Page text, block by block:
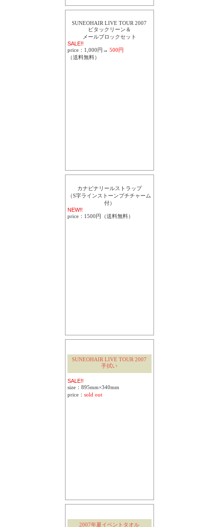
SUNEOHAIR LIVE TOUR 2007
ピタックリーン＆
メールブロックセット
SALE!!
price：1,000円→ 500円
（送料無料）
カナビナリールストラップ
（S字ラインストーンプチチャーム
付）
NEW!!
price：1500円（送料無料）
SUNEOHAIR LIVE TOUR 2007
手拭い
SALE!!
size：895mm×340mm
price： sold out
2007年夏イベントタオル